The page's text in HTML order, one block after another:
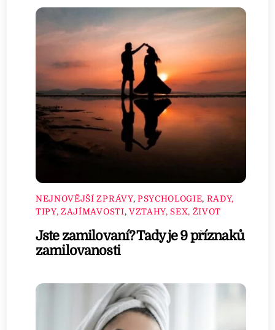
NEJNOVĚJŠÍ ZPRÁVY, PSYCHOLOGIE, RADY,
TIPY, ZAJÍMAVOSTI, VZTAHY, SEX, ŽIVOT
Jste zamilovaní? Tady je 9 příznaků
zamilovanosti